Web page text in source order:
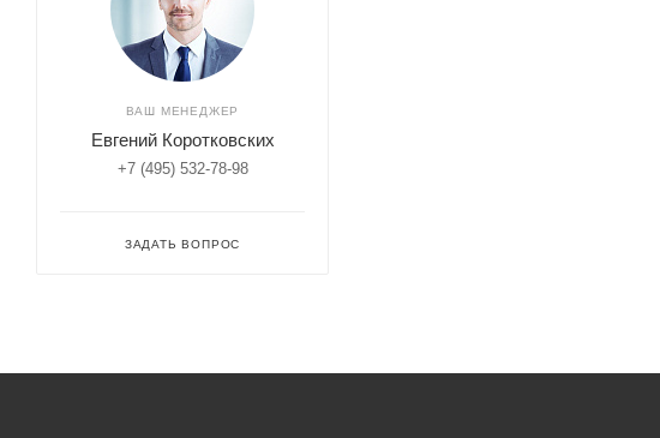
ВАШ МЕНЕДЖЕР
Евгений Коротковских
+7 (495) 532-78-98
ЗАДАТЬ ВОПРОС